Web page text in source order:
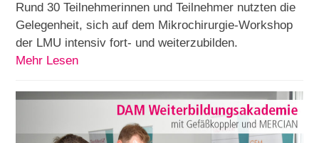
Rund 30 Teilnehmerinnen und Teilnehmer nutzten die
Gelegenheit, sich auf dem Mikrochirurgie-Workshop
der LMU intensiv fort- und weiterzubilden.
Mehr Lesen